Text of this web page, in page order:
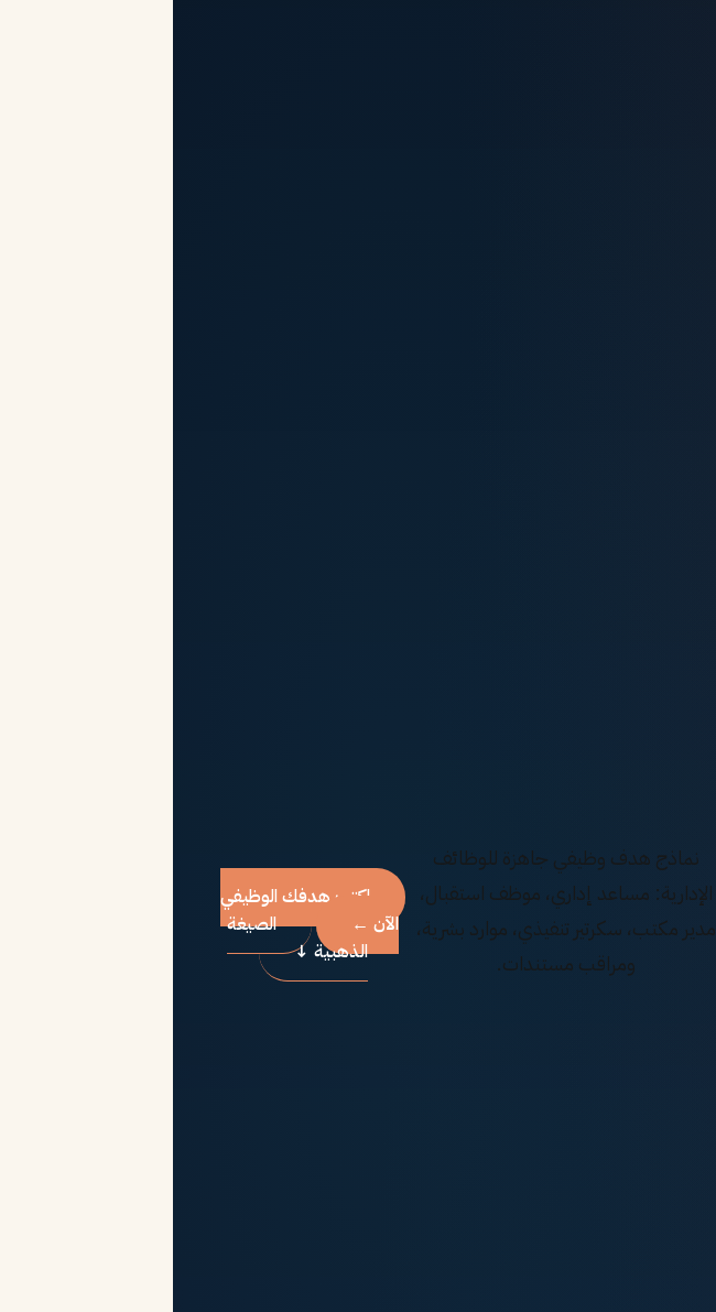
نماذج هدف وظيفي جاهزة للوظائف
الإدارية: مساعد إداري، موظف استقبال،
مدير مكتب، سكرتير تنفيذي، موارد بشرية،
ومراقب مستندات.
اكتب هدفك الوظيفي
الآن ←
الصيغة
الذهبية ↓